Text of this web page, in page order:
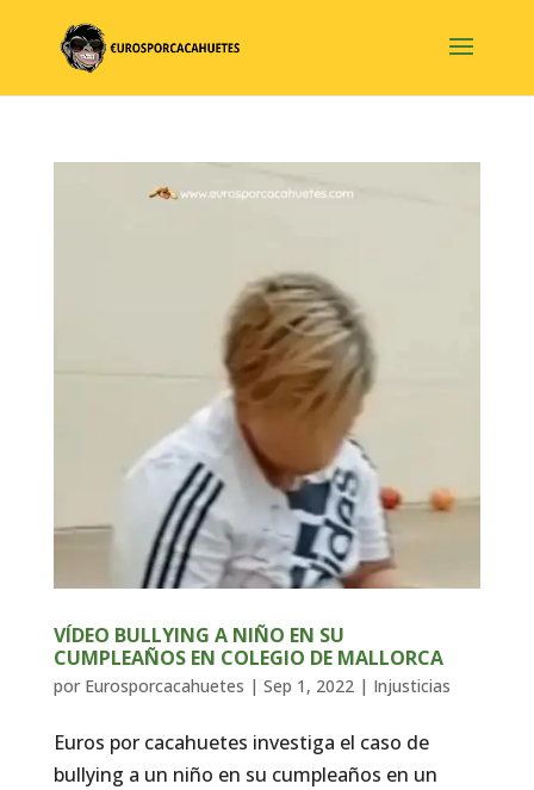
VÍDEO BULLYING A NIÑO EN SU
CUMPLEAÑOS EN COLEGIO DE MALLORCA
por Eurosporcacahuetes | Sep 1, 2022| Injusticias
Euros por cacahuetes investiga el caso de
bullying a un niño en su cumpleaños en un